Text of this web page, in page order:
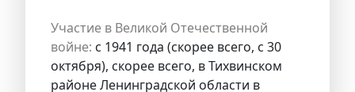
Участие в Великой Отечественной
войне: с 1941 года (скорее всего, с 30
октября), скорее всего, в Тихвинском
районе Ленинградской области в